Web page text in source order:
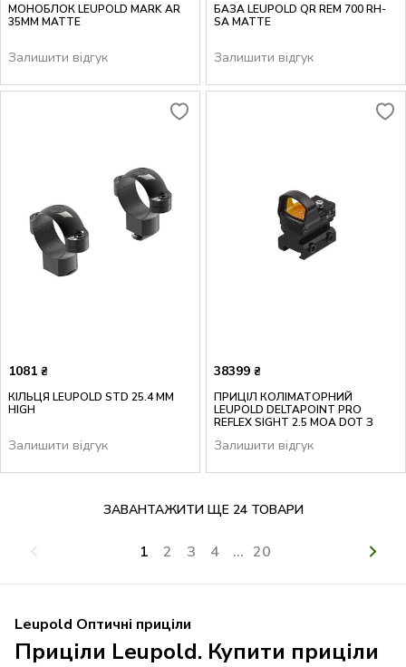
Leupold Оптичні приціли
Приціли Leupold. Купити приціли
МОНОБЛОК LEUPOLD MARK AR
35MM MATTE
Залишити відгук
БАЗА LEUPOLD QR REM 700 RH-
SA MATTE
Залишити відгук
1081 ₴
КІЛЬЦЯ LEUPOLD STD 25.4 ММ
HIGH
Залишити відгук
38399 ₴
ПРИЦІЛ КОЛІМАТОРНИЙ
LEUPOLD DELTAPOINT PRO
REFLEX SIGHT 2.5 MOA DOT З
Залишити відгук
ЗАВАНТАЖИТИ ЩЕ 24 ТОВАРИ
1 2 3 4 ... 20